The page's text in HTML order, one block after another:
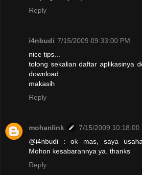
Reply
i4nbudi 7/15/2009 09:33:00 PM
nice tips...
tolong sekalian daftar aplikasinya
download..
makasih
Reply
mohanlink
7/15/2009 10:18:00
@i4nbudi : ok mas, saya
Mohon kesabarannya ya. thanks
Reply